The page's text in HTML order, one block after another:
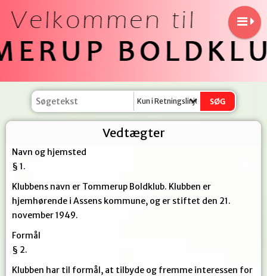
Kun i Retningslinjer
Vedtægter
Navn og hjemsted
§ 1.
Klubbens navn er Tommerup Boldklub. Klubben er
hjemhørende i Assens kommune, og er stiftet den 21.
november 1949.
Formål
§ 2.
Klubben har til formål, at tilbyde og fremme interessen for